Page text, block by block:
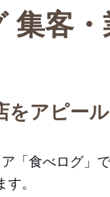
集客
をアピール
「食べログ」で
。